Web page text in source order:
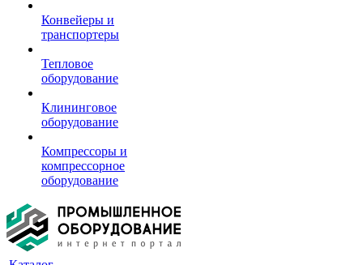
Конвейеры и
транспортеры
Тепловое
оборудование
Клининговое
оборудование
Компрессоры и
компрессорное
оборудование